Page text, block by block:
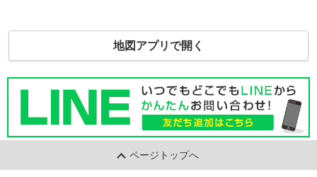
地図アプリで開く
ページトップへ